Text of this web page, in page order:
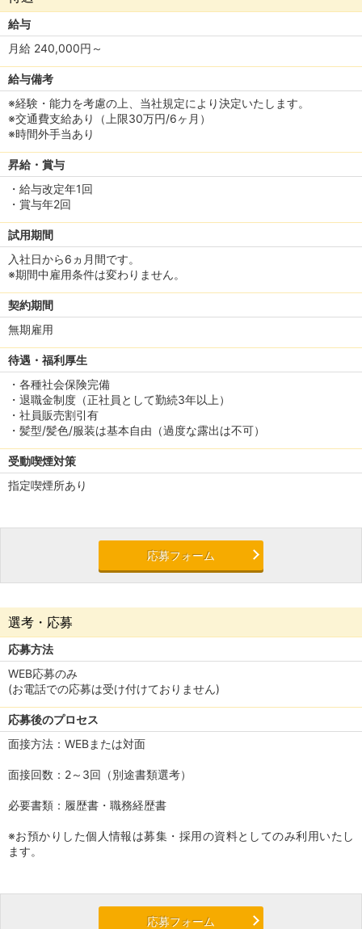
給与
月給 240,000円～
給与備考
※経験・能力を考慮の上、当社規定により決定いたします。
※交通費支給あり（上限30万円/6ヶ月）
※時間外手当あり
昇給・賞与
・給与改定年1回
・賞与年2回
試用期間
入社日から6ヵ月間です。
※期間中雇用条件は変わりません。
契約期間
無期雇用
待遇・福利厚生
・各種社会保険完備
・退職金制度（正社員として勤続3年以上）
・社員販売割引有
・髪型/髪色/服装は基本自由（過度な露出は不可）
受動喫煙対策
指定喫煙所あり
応募フォーム
選考・応募
応募方法
WEB応募のみ
(お電話での応募は受け付けておりません)
応募後のプロセス
面接方法：WEBまたは対面
面接回数：2～3回（別途書類選考）
必要書類：履歴書・職務経歴書
※お預かりした個人情報は募集・採用の資料としてのみ利用いたし
ます。
応募フォーム